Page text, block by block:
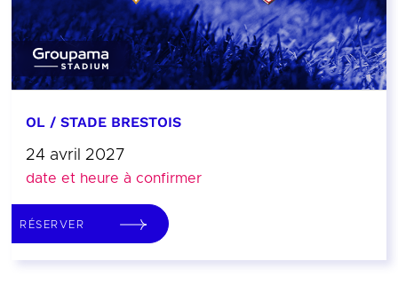
OL / STADE BRESTOIS
24 avril 2027
date et heure à confirmer
RÉSERVER